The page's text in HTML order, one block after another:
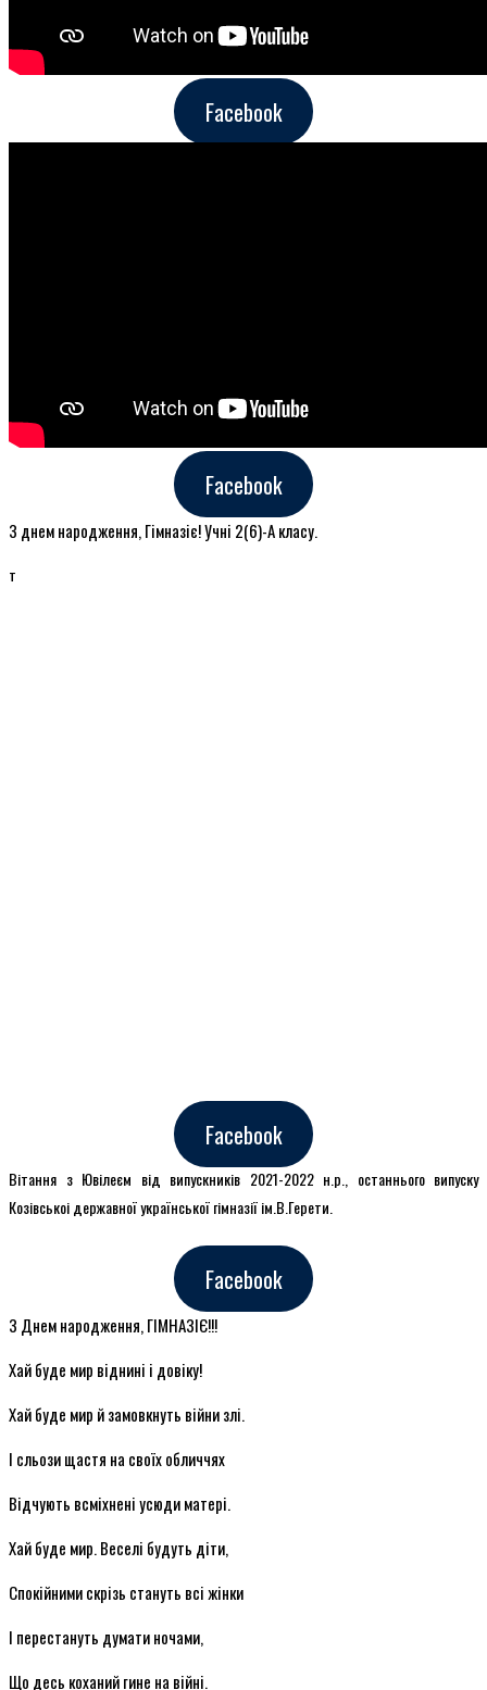
Facebook
Facebook
З днем народження, Гімназіє! Учні 2(6)-А класу.
т
Facebook
Вітання з Ювілеєм від випускників 2021-2022 н.р., останнього випуску
Козівськоі державної української гімназії ім.В.Герети.
Facebook
З Днем народження, ГІМНАЗІЄ!!!
Хай буде мир віднині і довіку!
Хай буде мир й замовкнуть війни злі.
І сльози щастя на своїх обличчях
Відчують всміхнені усюди матері.
Хайбуде мир. Веселі будуть діти,
Спокійними скрізь стануть всі жінки
І перестануть думати ночами,
Що десь коханий гине на війні.